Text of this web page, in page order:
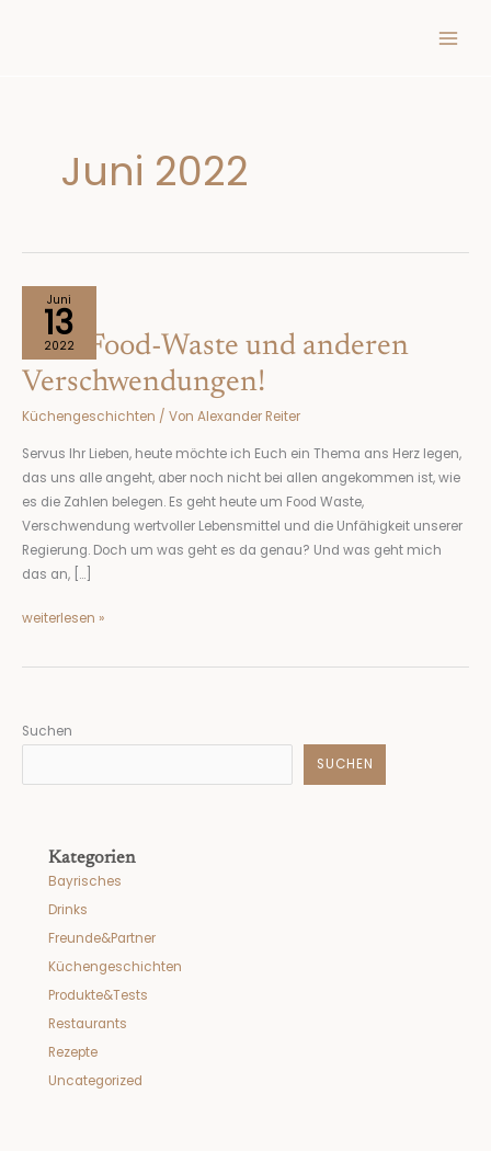
Juni 2022
Juni
13
2022
Vom Food-Waste und anderen
Verschwendungen!
Küchengeschichten / Von Alexander Reiter
Servus Ihr Lieben, heute möchte ich Euch ein Thema ans Herz legen,
das uns alle angeht, aber noch nicht bei allen angekommen ist, wie
es die Zahlen belegen. Es geht heute um Food Waste,
Verschwendung wertvoller Lebensmittel und die Unfähigkeit unserer
Regierung. Doch um was geht es da genau? Und was geht mich
das an, […]
Vom
Food-
Waste
und
anderen
Verschwendungen!
weiterlesen »
Suchen
SUCHEN
Kategorien
Bayrisches
Drinks
Freunde&Partner
Küchengeschichten
Produkte&Tests
Restaurants
Rezepte
Uncategorized